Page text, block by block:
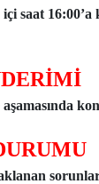
saat